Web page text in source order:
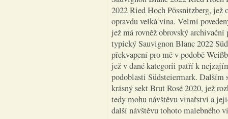
2022 Ried Hoch Pössnitzberg, jež
opravdu velká vína. Velmi
jež má rovněž obrovský
typický Sauvignon Blanc 2022
překvapení pro mě v podobě
jež v dané kategorii patří k
podoblasti Südsteiermark.
krásný sekt Brut Rosé 2020, jež
tedy mohu návštěvu vinařství a
další návštěvu tohoto malebného